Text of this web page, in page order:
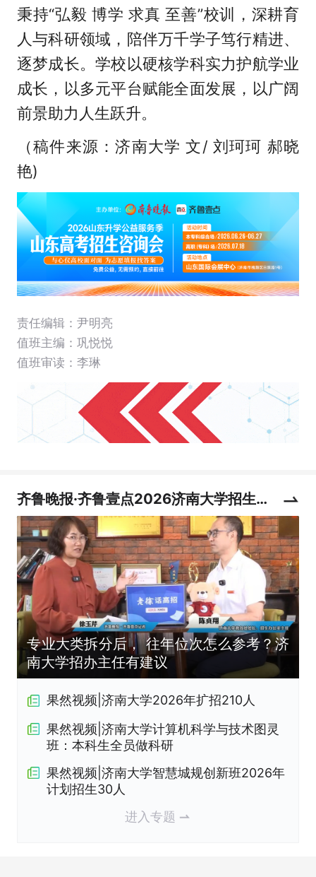
秉持“弘毅 博学 求真 至善”校训，深耕育
人与科研领域，陪伴万千学子笃行精进、
逐梦成长。学校以硬核学科实力护航学业
成长，以多元平台赋能全面发展，以广阔
前景助力人生跃升。
（稿件来源：济南大学 文/ 刘珂珂 郝晓
艳)
责任编辑：尹明亮
值班主编： 巩悦悦
值班审读：李琳
齐鲁晚报·齐鲁壹点2026济南大学招生
宣传专题
专业大类拆分后， 往年位次怎么参考？济
南大学招办主任有建议
果然视频|济南大学2026年扩招210人
果然视频|济南大学计算机科学与技术图灵
班：本科生全员做科研
果然视频|济南大学智慧城规创新班2026年
计划招生30人
进入专题